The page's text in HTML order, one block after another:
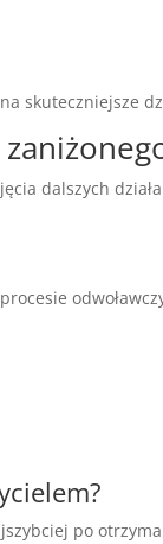
skuteczniejsze
dalszych
po